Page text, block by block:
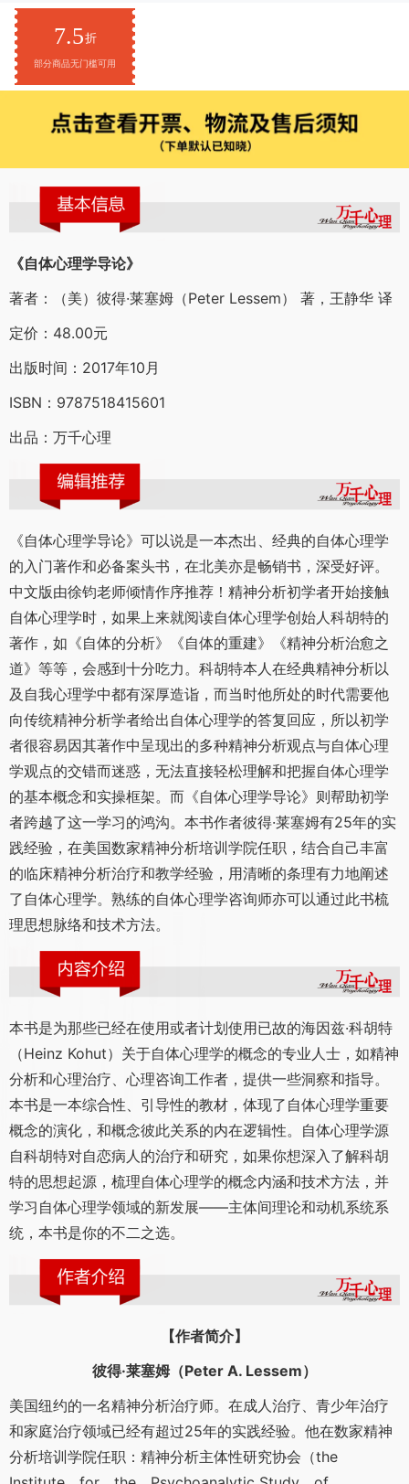
7.5折
部分商品无门槛可用
《自体心理学导论》
著者：（美）彼得·莱塞姆（Peter Lessem） 著，王静华 译
定价：48.00元
出版时间：2017年10月
ISBN：9787518415601
出品：万千心理
《自体心理学导论》可以说是一本杰出、经典的自体心理学
的入门著作和必备案头书，在北美亦是畅销书，深受好评。
中文版由徐钧老师倾情作序推荐！精神分析初学者开始接触
自体心理学时，如果上来就阅读自体心理学创始人科胡特的
著作，如《自体的分析》《自体的重建》《精神分析治愈之
道》等等，会感到十分吃力。科胡特本人在经典精神分析以
及自我心理学中都有深厚造诣，而当时他所处的时代需要他
向传统精神分析学者给出自体心理学的答复回应，所以初学
者很容易因其著作中呈现出的多种精神分析观点与自体心理
学观点的交错而迷惑，无法直接轻松理解和把握自体心理学
的基本概念和实操框架。而《自体心理学导论》则帮助初学
者跨越了这一学习的鸿沟。本书作者彼得·莱塞姆有25年的实
践经验，在美国数家精神分析培训学院任职，结合自己丰富
的临床精神分析治疗和教学经验，用清晰的条理有力地阐述
了自体心理学。熟练的自体心理学咨询师亦可以通过此书梳
理思想脉络和技术方法。
本书是为那些已经在使用或者计划使用已故的海因兹·科胡特
（Heinz Kohut）关于自体心理学的概念的专业人士，如精神
分析和心理治疗、心理咨询工作者，提供一些洞察和指导。
本书是一本综合性、引导性的教材，体现了自体心理学重要
概念的演化，和概念彼此关系的内在逻辑性。自体心理学源
自科胡特对自恋病人的治疗和研究，如果你想深入了解科胡
特的思想起源，梳理自体心理学的概念内涵和技术方法，并
学习自体心理学领域的新发展——主体间理论和动机系统系
统，本书是你的不二之选。
【作者简介】
彼得·莱塞姆（Peter A. Lessem）
美国纽约的一名精神分析治疗师。在成人治疗、青少年治疗
和家庭治疗领域已经有超过25年的实践经验。他在数家精神
分析培训学院任职：精神分析主体性研究协会（the